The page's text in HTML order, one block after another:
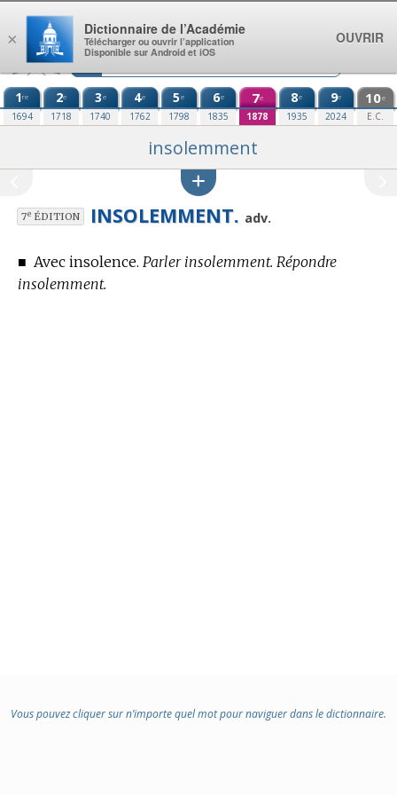
Aller au contenu
1re
1694
2e
1718
3e
1740
4e
1762
5e
1798
6e
1835
7e
1878
8e
1935
9e
2024
10e
E.C.
insolemment
7eÉDITION INSOLEMMENT. adv.
■ Avec insolence. Parler insolemment. Répondre
insolemment.
Vous pouvez cliquer sur n’importe quel mot pour naviguer dans le dictionnaire.
×
Dictionnaire de l’Académie
Télécharger ou ouvrir l’application
Disponible sur Android et iOS
OUVRIR